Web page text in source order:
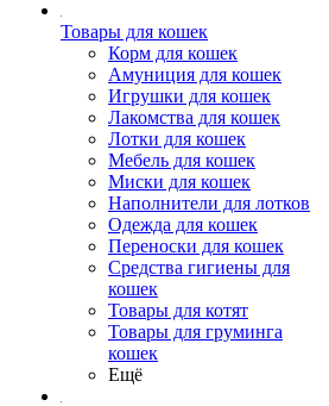
Товары для кошек
Корм для кошек
Амуниция для кошек
Игрушки для кошек
Лакомства для кошек
Лотки для кошек
Мебель для кошек
Миски для кошек
Наполнители для лотков
Одежда для кошек
Переноски для кошек
Средства гигиены для
кошек
Товары для котят
Товары для груминга
кошек
Ещё